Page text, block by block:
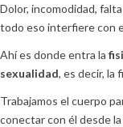
Dolor, incomodidad,
todo eso interfiere con
Ahí es donde entra la
sexualidad, es decir, la
Trabajamos el cuerpo
conectar con él desde